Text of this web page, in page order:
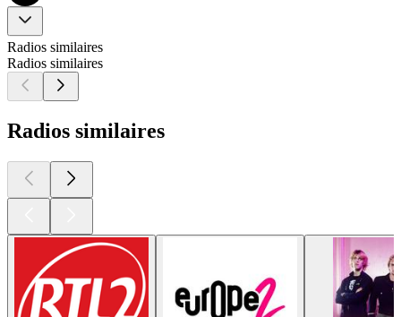
Radios similaires
Radios similaires
Radios similaires